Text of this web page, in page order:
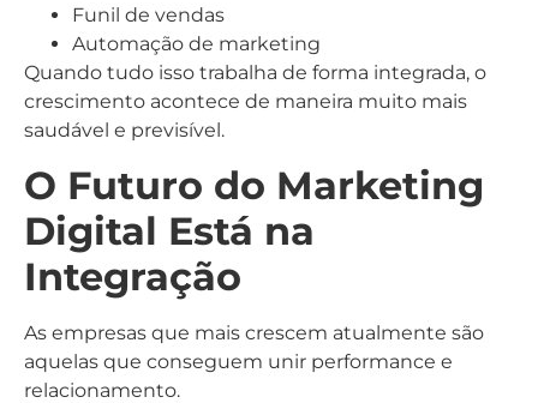
Funil de vendas
Automação de marketing
Quando tudo isso trabalha de forma integrada, o
crescimento acontece de maneira muito mais
saudável e previsível.
O Futuro do Marketing
Digital Está na
Integração
As empresas que mais crescem atualmente são
aquelas que conseguem unir performance e
relacionamento.